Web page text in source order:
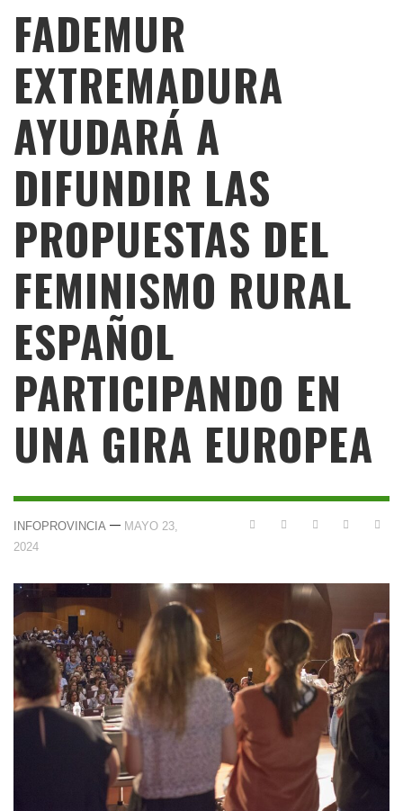
FADEMUR
EXTREMADURA
AYUDARÁ A
DIFUNDIR LAS
PROPUESTAS DEL
FEMINISMO RURAL
ESPAÑOL
PARTICIPANDO EN
UNA GIRA EUROPEA
INFOPROVINCIA — MAYO 23,
2024